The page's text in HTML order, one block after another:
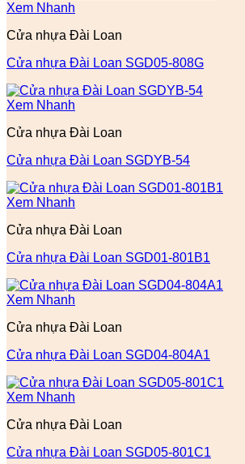
Xem Nhanh
Cửa nhựa Đài Loan
Cửa nhựa Đài Loan SGD05-808G
Xem Nhanh
Cửa nhựa Đài Loan
Cửa nhựa Đài Loan SGDYB-54
Xem Nhanh
Cửa nhựa Đài Loan
Cửa nhựa Đài Loan SGD01-801B1
Xem Nhanh
Cửa nhựa Đài Loan
Cửa nhựa Đài Loan SGD04-804A1
Xem Nhanh
Cửa nhựa Đài Loan
Cửa nhựa Đài Loan SGD05-801C1